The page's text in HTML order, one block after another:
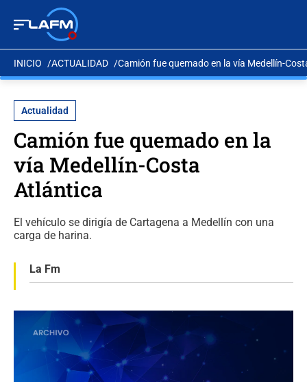
INICIO ACTUALIDAD Camión fue quemado en la vía Medellín-
Actualidad
Camión fue quemado en la
vía Medellín-Costa
Atlántica
El vehículo se dirigía de Cartagena a Medellín con una
carga de harina.
La Fm